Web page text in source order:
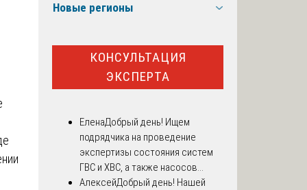
Новые регионы
КОНСУЛЬТАЦИЯ
ЭКСПЕРТА
ЕленаДобрый день! Ищем
подрядчика на проведение
экспертизы состояния систем
ГВС и ХВС, а также насосов...
АлексейДобрый день! Нашей